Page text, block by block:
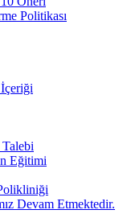
Politikası
Eğitimi
Devam Etmektedir.